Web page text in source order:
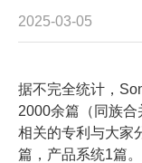
2025-03-05
据不完全统计，
2000余篇（同族
相关的专利与大家
篇，产品系统1篇。